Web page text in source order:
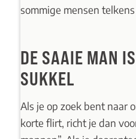
sommige mensen
DE SAAIE MAN
SUKKEL
Als je op zoek bent naar
korte flirt, richt je dan